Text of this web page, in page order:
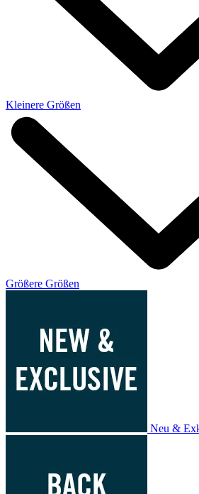
Kleinere Größen
Größere Größen
Neu &